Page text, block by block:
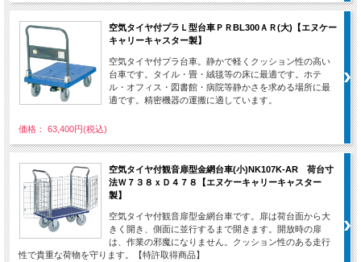
空気タイヤ付プラＬ型台車ＰＲBL300ＡＲ(大)【エヌケー
キャリーキャスター製】
空気タイヤ付プラ台車。静かで軽くクッション性の高い
台車です。タイル・畳・絨毯等の床に最適です。ホテ
ル・オフィス・図書館・病院等静かさを求める場所に最
適です。精密機器の運搬に適しています。
価格： 63,400円(税込)
空気タイヤ付観音扉型金網台車(小)NK107K-AR 荷台寸
法Ｗ７３８ｘＤ４７８【エヌケーキャリーキャスター
製】
空気タイヤ付観音扉型金網台車です。扉は荷台面から大
きく開き、側面に並行するまで開きます。開放時の扉
は、作業の邪魔になりません。クッション性のある走行
性で貴重な荷物を守ります。【特許取得商品】